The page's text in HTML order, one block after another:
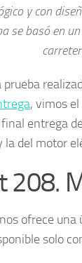
y con
se basó en
prueba
, vimos
entrega
la del motor
208.
ofrece una
solo